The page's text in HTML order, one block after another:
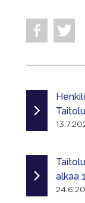
alkaa